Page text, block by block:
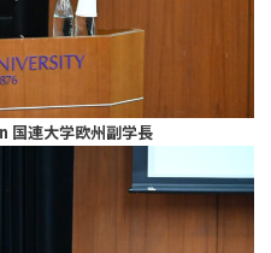
連大学欧州副学長